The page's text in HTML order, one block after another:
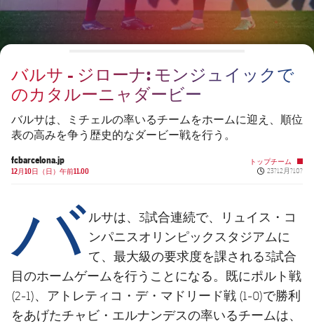
Facilities
スケジュール
チケット
結果
順位表
PLUSICON
LABEL.ARIA.PLUS
トップチーム
スケジュール
チケット
結果
PLUSICON
LABEL.ARIA.PLUS
トップチーム
plusicon
label.aria.plus
スケジュール
結果
PLUSICON
LABEL.ARIA.PLUS
plusicon
label.aria.plus
スケジュール
チケット
結果
バルサ - ジローナ: モンジュイックで
のカタルーニャダービー
バルサは、ミチェルの率いるチームをホームに迎え、順位
表の高みを争う歴史的なダービー戦を行う。
fcbarcelona.jp
12月10日（日）午前11.00
トップチーム
Published news
23?12月?10?
バ ルサは、3試合連続で、リュイス・コ
ンパニスオリンピックスタジアムに
て、最大級の要求度を課される3試合
目のホームゲームを行うことになる。既にポルト戦
(2-1)、アトレティコ・デ・マドリード戦 (1-0)で勝利
をあげたチャビ・エルナンデスの率いるチームは、